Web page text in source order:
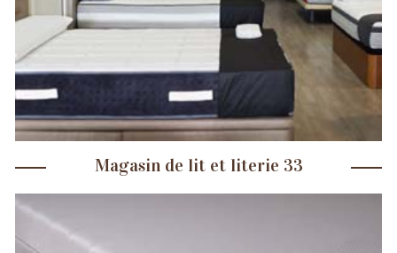
Magasin de lit et literie 33